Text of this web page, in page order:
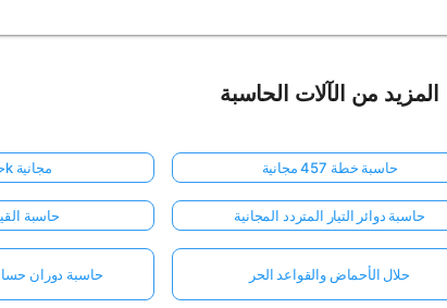
المزيد من الآلات الحاسبة
حاسبة 401k مجانية حاسبة خطة 457 مجانية
حاسبة حاسبة دوائر التيار المتردد المجانية
حاسبة دوران حلال الأحماض والقواعد الحر